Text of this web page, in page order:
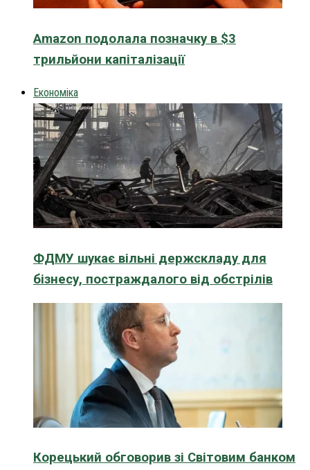
Amazon подолала позначку в $3
трильйони капіталізації
Економіка
ФДМУ шукає вільні держскладу для
бізнесу, постраждалого від обстрілів
Корецький обговорив зі Світовим банком